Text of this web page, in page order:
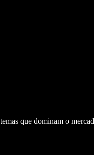
que dominam o